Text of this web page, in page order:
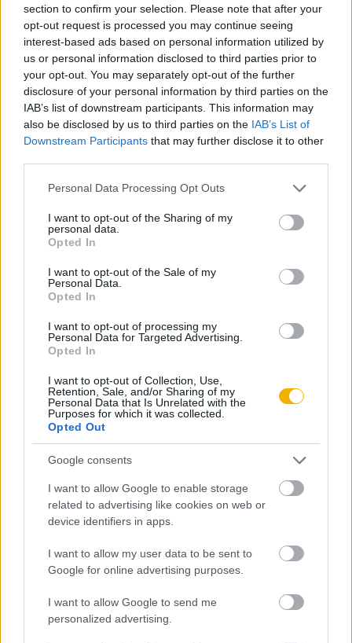
section to confirm your selection. Please note that after your
opt-out request is processed you may continue seeing
interest-based ads based on personal information utilized by
us or personal information disclosed to third parties prior to
your opt-out. You may separately opt-out of the further
disclosure of your personal information by third parties on the
IAB’s list of downstream participants. This information may
also be disclosed by us to third parties on the IAB’s List of
Downstream Participants that may further disclose it to other
Please note that this website/app uses one or more Google
not limited to your visit or usage behaviour. You may click to
grant or deny consent to Google and its third-party tags to
use your data for below specified purposes in below Google
consent section.
Personal Data Processing Opt Outs
I want to opt-out of the Sharing of my
personal data.
Opted In
I want to opt-out of the Sale of my
Personal Data.
Opted In
I want to opt-out of processing my
Personal Data for Targeted Advertising.
Opted In
I want to opt-out of Collection, Use,
Retention, Sale, and/or Sharing of my
Personal Data that Is Unrelated with the
Purposes for which it was collected.
Opted Out
Google consents
I want to allow Google to enable storage
related to advertising like cookies on web or
device identifiers in apps.
I want to allow my user data to be sent to
Google for online advertising purposes.
I want to allow Google to send me
personalized advertising.
közvetve, más tényezőkkel
Több mint 370 korábbi lapszámunk
tartalma
Rubicon Online rovatok cikkei
Hirdetésmentes olvasó felület
Kedvenc cikkek elmentése, könyvjelzők
KIPRÓBÁLOM 200 FT-ÉRT
Már előfizetőnk?
Ha már regisztrált a Rubicon
rendelkezik felhasználói fiókkal, kattintson ide:
Szerző
Péter Katalin
Ismerje meg
A szerző cikkei